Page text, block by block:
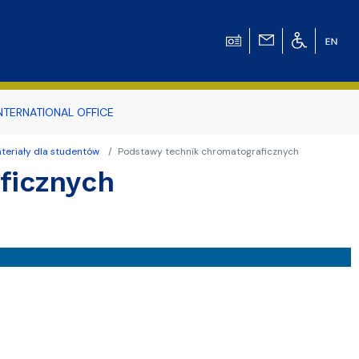
OFFICE
dla studentów Podstawy technik chromatograficznych